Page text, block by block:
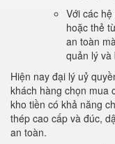
Với các
hoặc thẻ
an toàn
quản lý và
Hiện nay đại lý uỷ
khách hàng chọn mua
kho tiền có khả năng
thép cao cấp và đúc,
an toàn.